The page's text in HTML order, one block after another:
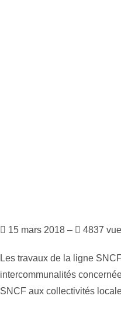
15 mars 2018 – 4837
Les travaux de la ligne
intercommunalités
SNCF aux collectivités